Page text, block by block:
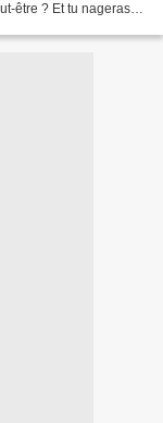
être ? Et tu nageras